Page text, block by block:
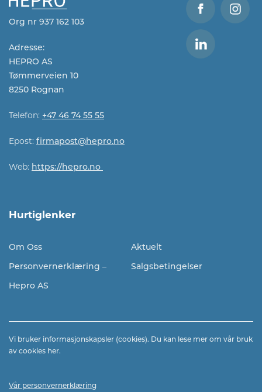
Org nr 937 162 103
Adresse:
HEPRO AS
Tømmerveien 10
8250 Rognan
Telefon: +47 46 74 55 55
Epost: firmapost@hepro.no​​
Web: https://hepro.no
Hurtiglenker
Om Oss
Aktuelt
Personvernerklæring –
Hepro AS
Salgsbetingelser
Vi bruker informasjonskapsler (cookies). Du kan lese mer om vår bruk
av cookies her.
Vår personvernerklæring